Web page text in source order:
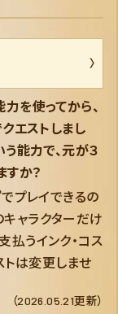
を使ってから、
エストしまし
う能力で、元が３
か？
でプレイできるの
ャラクターだけ
払うインク・コス
トは変更しませ
（2026.05.21更新）